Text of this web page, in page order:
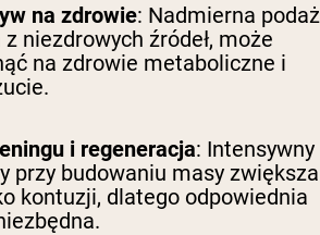
na zdrowie: Nadmierna podaż
niezdrowych źródeł, może
na zdrowie metaboliczne i
i regeneracja: Intensywny
przy budowaniu masy zwiększa
kontuzji, dlatego odpowiednia